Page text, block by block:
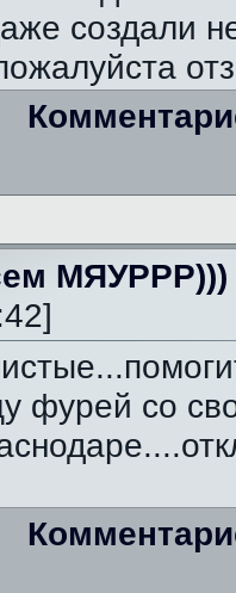
создали
МЯУРРР)))
фурей со